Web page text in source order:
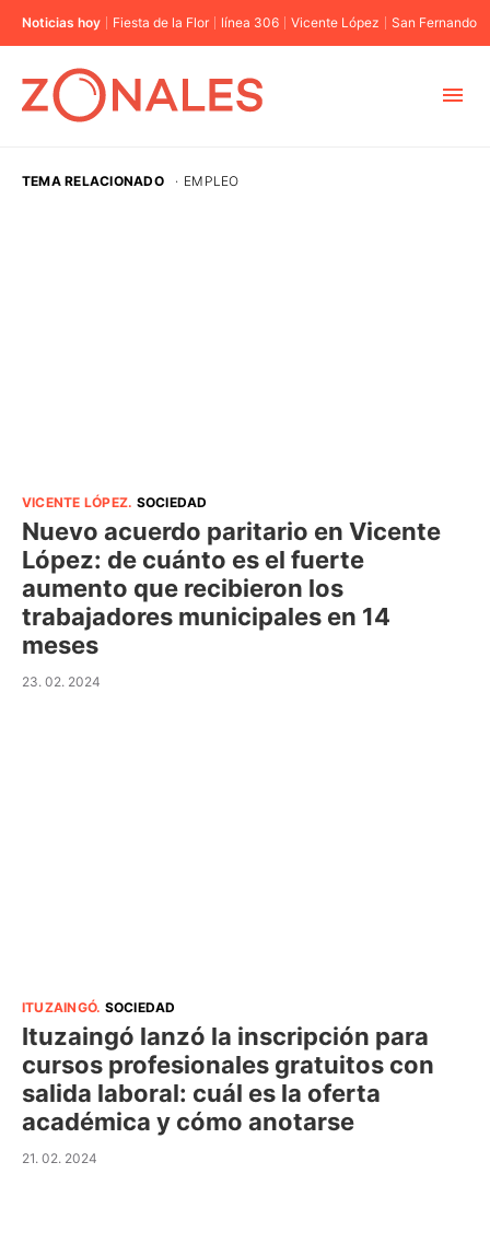
Noticias hoy Fiesta de la Flor línea 306 Vicente López San Fernando
TEMA RELACIONADO · EMPLEO
VICENTE LÓPEZ. SOCIEDAD
Nuevo acuerdo paritario en Vicente
López: de cuánto es el fuerte
aumento que recibieron los
trabajadores municipales en 14
meses
23. 02. 2024
ITUZAINGÓ. SOCIEDAD
Ituzaingó lanzó la inscripción para
cursos profesionales gratuitos con
salida laboral: cuál es la oferta
académica y cómo anotarse
21. 02. 2024